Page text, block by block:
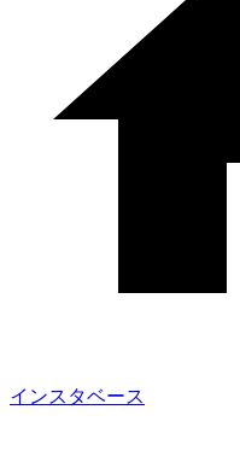
インスタベース